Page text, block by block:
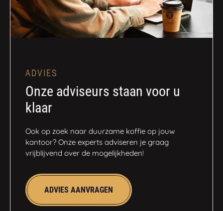
ADVIES
Onze adviseurs staan voor u
klaar
Ook op zoek naar duurzame koffie op jouw
kantoor? Onze experts adviseren je graag
vrijblijvend over de mogelijkheden!
ADVIES AANVRAGEN